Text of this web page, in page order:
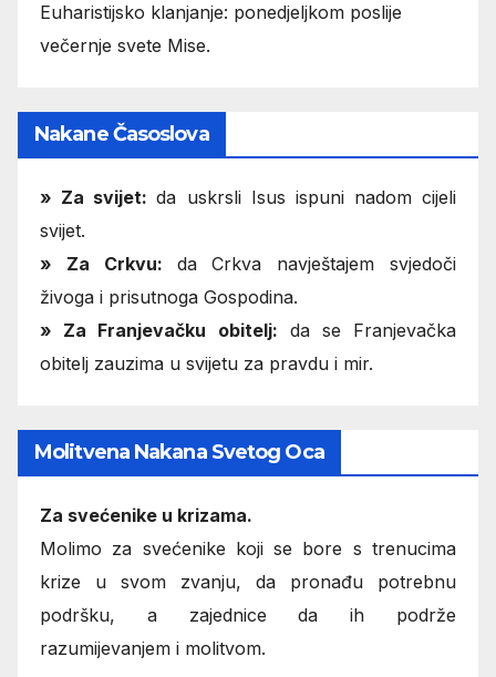
Euharistijsko klanjanje: ponedjeljkom poslije
večernje svete Mise.
Nakane Časoslova
» Za svijet:da uskrsli Isus ispuni nadom cijeli
svijet.
» Za Crkvu: da Crkva navještajem svjedoči
živoga i prisutnoga Gospodina.
» Za Franjevačku obitelj: da se Franjevačka
obitelj zauzima u svijetu za pravdu i mir.
Molitvena Nakana Svetog Oca
Za svećenike u krizama.
Molimo za svećenike koji se bore s trenucima
krize u svom zvanju, da pronađu potrebnu
podršku, a zajednice da ih podrže
razumijevanjem i molitvom.